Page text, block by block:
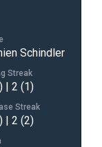
Schindler
Streak
| 2 (1)
Streak
| 2 (2)